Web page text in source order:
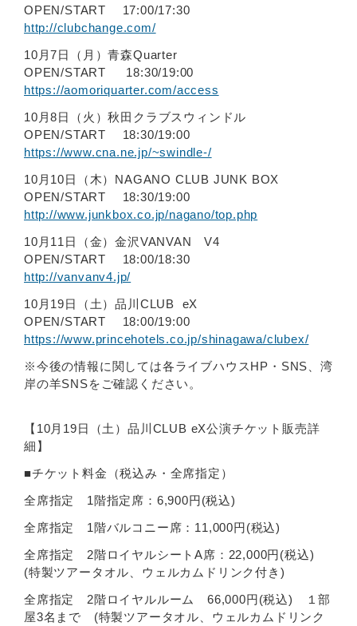
OPEN/START 17:00/17:30
http://clubchange.com/
10月7日（月）青森Quarter
OPEN/START 18:30/19:00
https://aomoriquarter.com/access
10月8日（火）秋田クラブスウィンドル
OPEN/START 18:30/19:00
https://www.cna.ne.jp/~swindle-/
10月10日（木）NAGANO CLUB JUNK BOX
OPEN/START 18:30/19:00
http://www.junkbox.co.jp/nagano/top.php
10月11日（金）金沢VANVAN V4
OPEN/START 18:00/18:30
http://vanvanv4.jp/
10月19日（土）品川CLUB eX
OPEN/START 18:00/19:00
https://www.princehotels.co.jp/shinagawa/clubex/
※今後の情報に関しては各ライブハウスHP・SNS、湾
岸の羊SNSをご確認ください。
【10月19日（土）品川CLUB eX公演チケット販売詳
細】
■チケット料金（税込み・全席指定）
全席指定 1階指定席：6,900円(税込)
全席指定 1階バルコニー席：11,000円(税込)
全席指定 2階ロイヤルシートA席：22,000円(税込)
(特製ツアータオル、ウェルカムドリンク付き)
全席指定 2階ロイヤルルーム 66,000円(税込) １部
屋3名まで (特製ツアータオル、ウェルカムドリンク